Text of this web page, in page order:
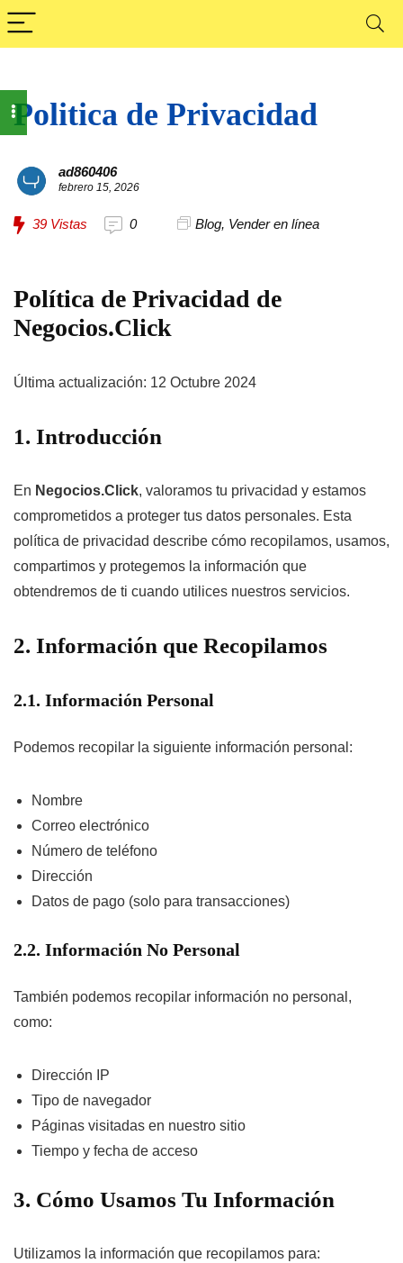
Politica de Privacidad
ad860406
febrero 15, 2026
39 Vistas 0 Blog, Vender en línea
Política de Privacidad de
Negocios.Click
Última actualización: 12 Octubre 2024
1. Introducción
En Negocios.Click, valoramos tu privacidad y estamos
comprometidos a proteger tus datos personales. Esta
política de privacidad describe cómo recopilamos, usamos,
compartimos y protegemos la información que
obtendremos de ti cuando utilices nuestros servicios.
2. Información que Recopilamos
2.1. Información Personal
Podemos recopilar la siguiente información personal:
Nombre
Correo electrónico
Número de teléfono
Dirección
Datos de pago (solo para transacciones)
2.2. Información No Personal
También podemos recopilar información no personal,
como:
Dirección IP
Tipo de navegador
Páginas visitadas en nuestro sitio
Tiempo y fecha de acceso
3. Cómo Usamos Tu Información
Utilizamos la información que recopilamos para: